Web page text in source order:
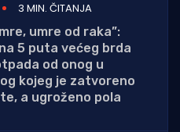
3 MIN. ČITANJA
umre od raka”:
5 puta većeg brda
od onog u
kojeg je zatvoreno
a ugroženo pola